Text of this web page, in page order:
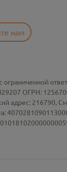
нам
ограниченной
ОГРН:
адрес: 216790,